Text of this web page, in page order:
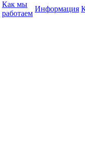
Как мы
работаем
Информация